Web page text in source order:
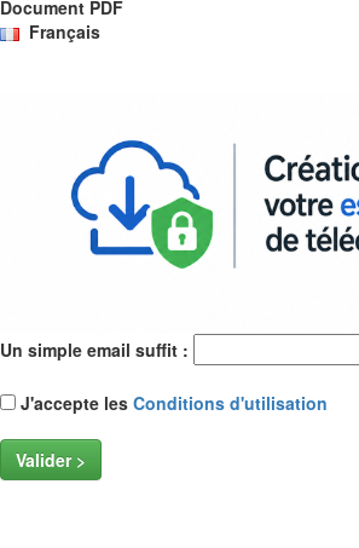
Document PDF
Français
Un simple email suffit :
J'accepte les Conditions d'utilisation
Valider >